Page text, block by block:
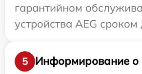
гарантийном
устройства AEG сроком
5
Информирование о